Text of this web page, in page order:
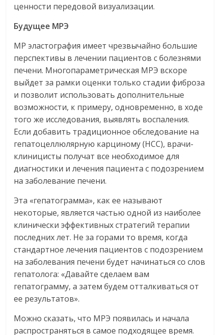
ценности передовой визуализации.
Будущее МРЭ
МР эластография имеет чрезвычайно большие
перспективы в лечении пациентов с болезнями
печени. Многопараметрическая МРЭ вскоре
выйдет за рамки оценки только стадии фиброза
и позволит использовать дополнительные
возможности, к примеру, одновременно, в ходе
того же исследования, выявлять воспаления.
Если добавить традиционное обследование на
гепатоцеллюлярную карциному (HCC), врачи-
клиницисты получат все необходимое для
диагностики и лечения пациента с подозрением
на заболевание печени.
Эта «гепатограмма», как ее называют
некоторые, является частью одной из наиболее
клинически эффективных стратегий терапии
последних лет. Не за горами то время, когда
стандартное лечения пациентов с подозрением
на заболевания печени будет начинаться со слов
гепатолога: «Давайте сделаем вам
гепатограмму, а затем будем отталкиваться от
ее результатов».
Можно сказать, что МРЭ появилась и начала
распространяться в самое подходящее время.